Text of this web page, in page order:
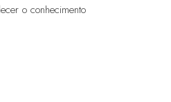
o conhecimento